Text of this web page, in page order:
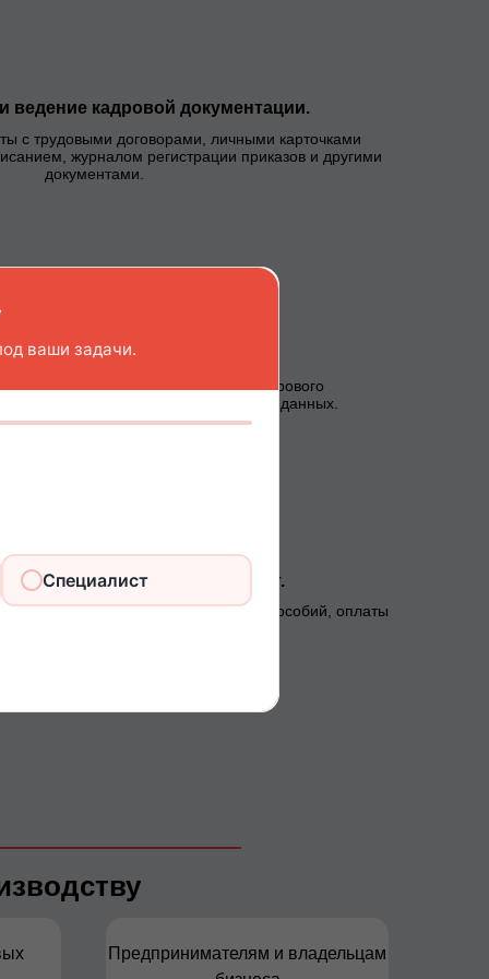
ведение кадровой документации.
с трудовыми договорами, личными карточками
журналом регистрации приказов и другими
документами.
системами учёта.
программами для автоматизации кадрового
1С) и электронными базами данных.
платы и других выплат.
зарплаты, премий, компенсаций, пособий, оплаты
Предпринимателям и владельцам
ваши задачи.
Специалист